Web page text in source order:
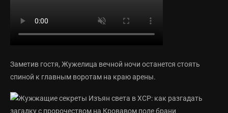
Заметив гостя, Жужелица вечной ночи останется стоять
спиной к главным воротам на краю арены.